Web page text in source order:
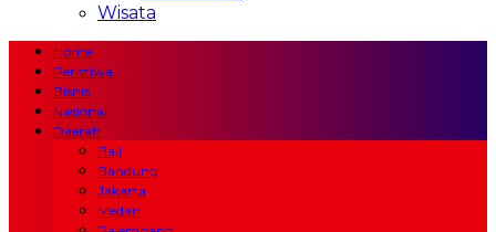
Wisata
Home
Peristiwa
Bisnis
Nasional
Daerah
Bali
Bandung
Jakarta
Medan